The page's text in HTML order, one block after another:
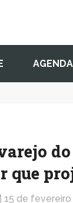
AGENDA
que
15 de